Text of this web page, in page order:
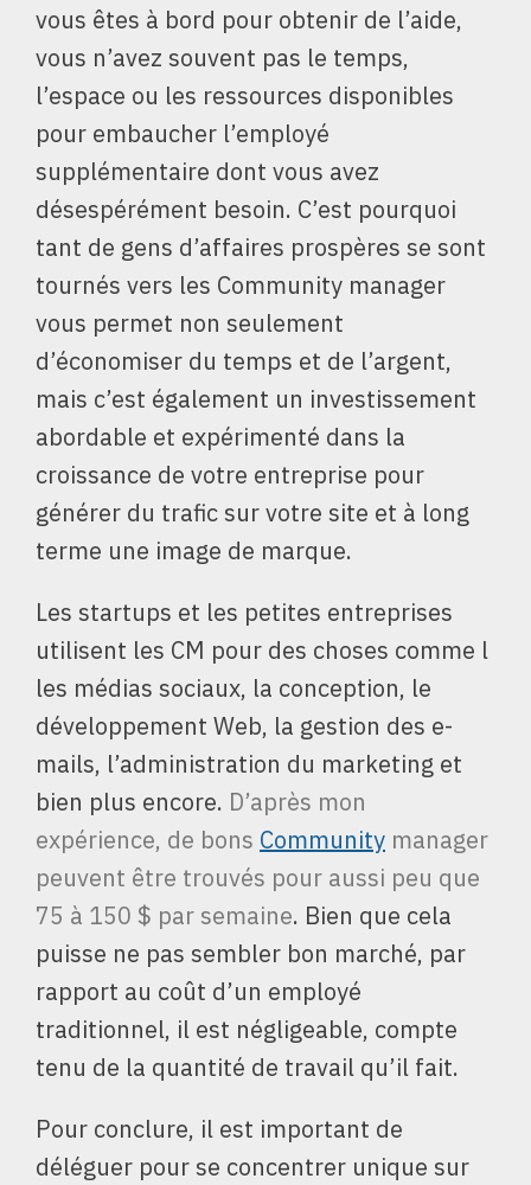
vous êtes à bord pour obtenir de l’aide,
vous n’avez souvent pas le temps,
l’espace ou les ressources disponibles
pour embaucher l’employé
supplémentaire dont vous avez
désespérément besoin. C’est pourquoi
tant de gens d’affaires prospères se sont
tournés vers les Community manager
vous permet non seulement
d’économiser du temps et de l’argent,
mais c’est également un investissement
abordable et expérimenté dans la
croissance de votre entreprise pour
générer du trafic sur votre site et à long
terme une image de marque.
Les startups et les petites entreprises
utilisent les CM pour des choses comme l
les médias sociaux, la conception, le
développement Web, la gestion des e-
mails, l’administration du marketing et
bien plus encore. D’après mon
expérience, de bons Community manager
peuvent être trouvés pour aussi peu que
75 à 150 $ par semaine. Bien que cela
puisse ne pas sembler bon marché, par
rapport au coût d’un employé
traditionnel, il est négligeable, compte
tenu de la quantité de travail qu’il fait.
Pour conclure, il est important de
déléguer pour se concentrer unique sur